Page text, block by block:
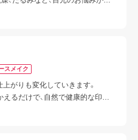
体感が出るアイメイクのコツを
ぜひ参考になさってみてくださ
スメイク
がりも変化していきます。
るだけで、自然で健康的な印象